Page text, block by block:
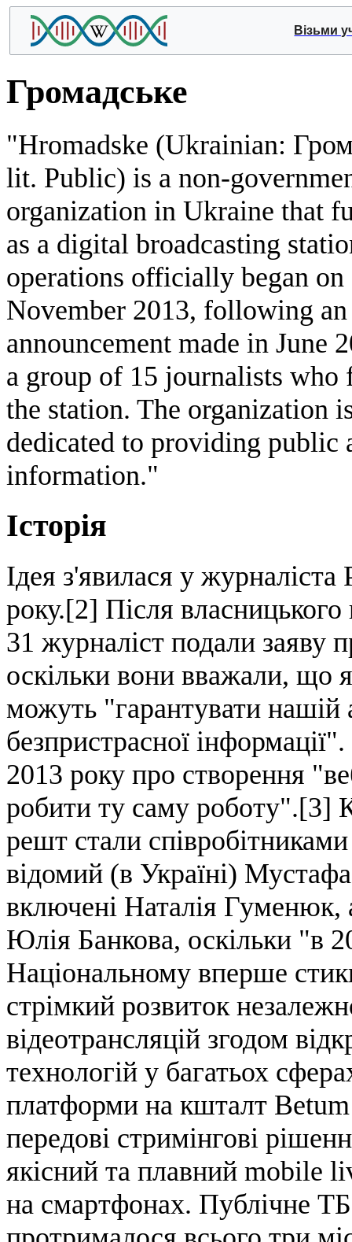
Візьми
Громадське
"Hromadske (Ukrainian:
lit. Public) is a non-
organization in Ukraine that
as a digital broadcasting
operations officially began on
November 2013, following an
announcement made in June
a group of 15 journalists who
the station. The organization
dedicated to providing public
information."
Історія
Ідея з'явилася у
року.[2] Після
31 журналіст подали заяву
оскільки вони вважали, що
можуть "гарантувати нашій
безпристрасної
2013 року про створення
робити ту саму роботу".[3]
решт стали
відомий (в Україні)
включені Наталія Гуменюк,
Юлія Банкова, оскільки "в
Національному вперше
стрімкий розвиток
відеотрансляцій згодом
технологій у багатьох
платформи на кшталт Betum
передові стримінгові
якісний та плавний mobile
на смартфонах. Публічне ТБ